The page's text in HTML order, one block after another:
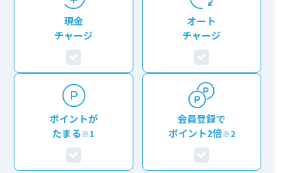
現⾦
チャージ
オート
チャージ
ポイントが
たまる※1
会員登録で
ポイント2倍※2